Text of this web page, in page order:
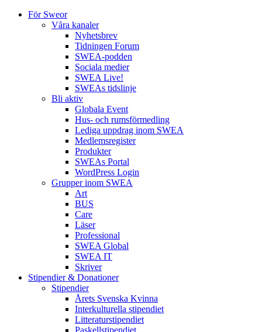
För Sweor
Våra kanaler
Nyhetsbrev
Tidningen Forum
SWEA-podden
Sociala medier
SWEA Live!
SWEAs tidslinje
Bli aktiv
Globala Event
Hus- och rumsförmedling
Lediga uppdrag inom SWEA
Medlemsregister
Produkter
SWEAs Portal
WordPress Login
Grupper inom SWEA
Art
BUS
Care
Läser
Professional
SWEA Global
SWEA IT
Skriver
Stipendier & Donationer
Stipendier
Årets Svenska Kvinna
Interkulturella stipendiet
Litteraturstipendiet
Paskellstipendiet